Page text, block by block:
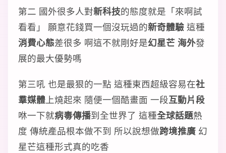
第二 國外很多人對新科技的態度就是「來啊試
看看」 願意花錢買一個沒玩過的新奇體驗 這種
消費心態差很多 啊這不就剛好是幻星芒 海外發
展的最大優勢嗎
第三吼 也是最狠的一點 這種東西超級容易在社
羣媒體上燒起來 隨便一個酷畫面 一段互動片段
咻一下就病毒傳播到全世界了 這種全球話題熱
度 傳統產品根本做不到 所以說想做跨境推廣 幻
星芒這種形式真的吃香